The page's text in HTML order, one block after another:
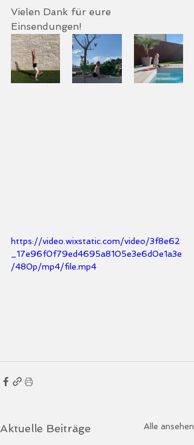
Vielen Dank für eure
Einsendungen!
https://video.wixstatic.com/video/3f8e62
_17e96f0f79ed4695a8105e3e6d0e1a3e
/480p/mp4/file.mp4
Aktuelle Beiträge Alle ansehen